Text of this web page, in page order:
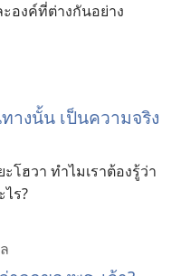
องค์ที่ต่างกันอย่าง
างนั้น เป็นความจริง
โฮวา ทำไมเราต้องรู้ว่า
ร?